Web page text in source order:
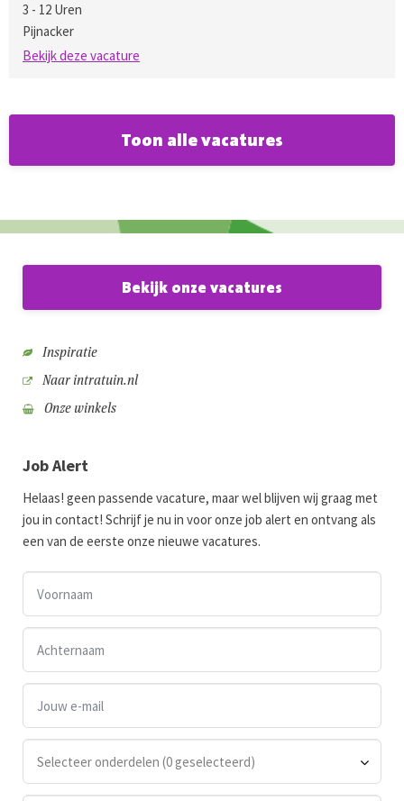
3 - 12 Uren
Pijnacker
Bekijk deze vacature
Toon alle vacatures
Bekijk onze vacatures
Inspiratie
Naar intratuin.nl
Onze winkels
Job Alert
Helaas! geen passende vacature, maar wel blijven wij graag met
jou in contact! Schrijf je nu in voor onze job alert en ontvang als
een van de eerste onze nieuwe vacatures.
Selecteer onderdelen (0 geselecteerd)